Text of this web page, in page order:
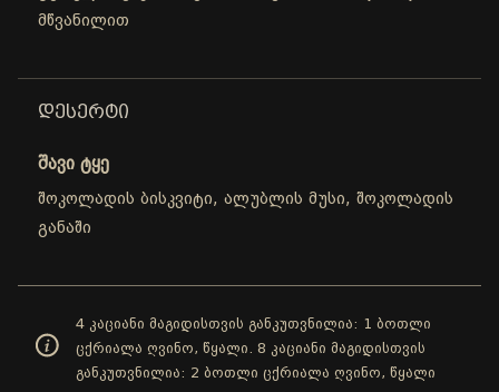
მწვანილით
ᲓᲔᲡᲔᲠᲢᲘ
შავი ტყე
შოკოლადის ბისკვიტი, ალუბლის მუსი, შოკოლადის
განაში
4 კაციანი მაგიდისთვის განკუთვნილია: 1 ბოთლი
ცქრიალა ღვინო, წყალი. 8 კაციანი მაგიდისთვის
განკუთვნილია: 2 ბოთლი ცქრიალა ღვინო, წყალი